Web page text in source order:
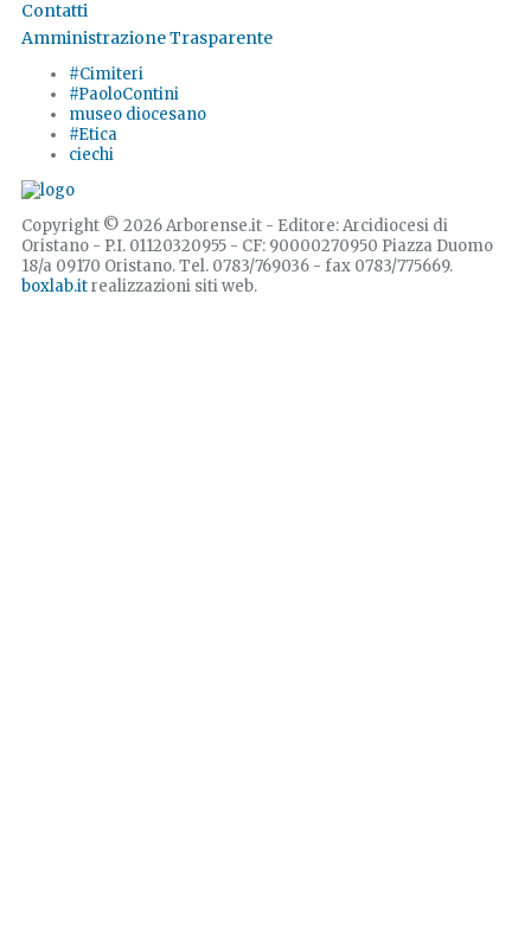
Contatti
Amministrazione Trasparente
#Cimiteri
#PaoloContini
museo diocesano
#Etica
ciechi
Copyright © 2026 Arborense.it - Editore: Arcidiocesi di
Oristano - P.I. 01120320955 - CF: 90000270950 Piazza Duomo
18/a 09170 Oristano. Tel. 0783/769036 - fax 0783/775669.
boxlab.itrealizzazioni siti web.